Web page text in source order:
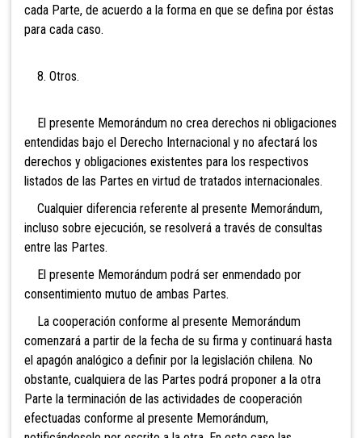
cada Parte, de acuerdo a la forma en que se defina por éstas
para cada caso.
8. Otros.
El presente Memorándum no crea derechos ni obligaciones
entendidas bajo el Derecho Internacional y no afectará los
derechos y obligaciones existentes para los respectivos
listados de las Partes en virtud de tratados internacionales.
Cualquier diferencia referente al presente Memorándum,
incluso sobre ejecución, se resolverá a través de consultas
entre las Partes.
El presente Memorándum podrá ser enmendado por
consentimiento mutuo de ambas Partes.
La cooperación conforme al presente Memorándum
comenzará a partir de la fecha de su firma y continuará hasta
el apagón analógico a definir por la legislación chilena. No
obstante, cualquiera de las Partes podrá proponer a la otra
Parte la terminación de las actividades de cooperación
efectuadas conforme al presente Memorándum,